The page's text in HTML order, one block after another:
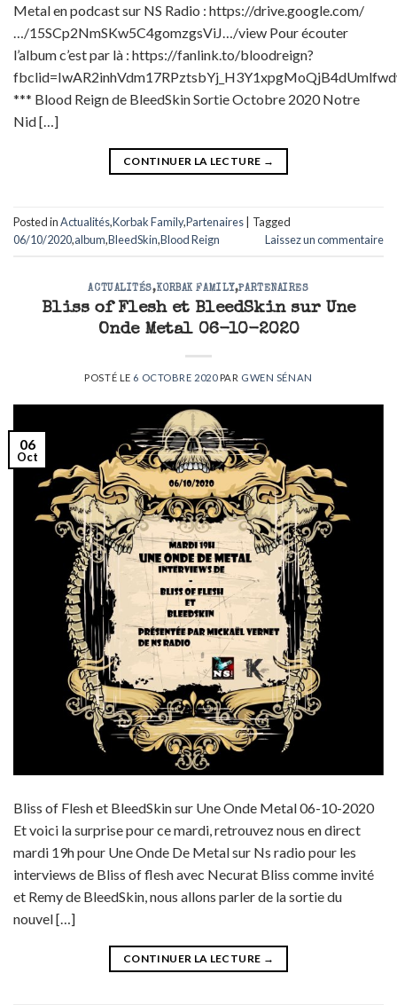
Metal en podcast sur NS Radio : https://drive.google.com/
…/15SCp2NmSKw5C4gomzgsViJ…/view Pour écouter
l’album c’est par là : https://fanlink.to/bloodreign?
*** Blood Reign de BleedSkin Sortie Octobre 2020 Notre
Nid […]
CONTINUER LA LECTURE →
Posted inActualités,Korbak Family,Partenaires
Tagged
06/10/2020,album,BleedSkin,Blood Reign Laissez un commentaire
ACTUALITÉS,KORBAK FAMILY,PARTENAIRES
Bliss of Flesh et BleedSkin sur Une
Onde Metal 06-10-2020
POSTÉ LE 6 OCTOBRE 2020PAR GWEN SÉNAN
06
Oct
Bliss of Flesh et BleedSkin sur Une Onde Metal 06-10-2020
Et voici la surprise pour ce mardi, retrouvez nous en direct
mardi 19h pour Une Onde De Metal sur Ns radio pour les
interviews de Bliss of flesh avec Necurat Bliss comme invité
et Remy de BleedSkin, nous allons parler de la sortie du
nouvel […]
CONTINUER LA LECTURE →